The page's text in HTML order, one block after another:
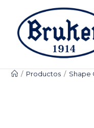
contenido
/ Productos / Shape